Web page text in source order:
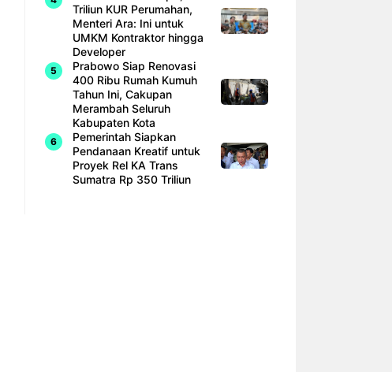
Triliun KUR Perumahan,
Menteri Ara: Ini untuk
UMKM Kontraktor hingga
Developer
Prabowo Siap Renovasi
400 Ribu Rumah Kumuh
Tahun Ini, Cakupan
Merambah Seluruh
Kabupaten Kota
Pemerintah Siapkan
Pendanaan Kreatif untuk
Proyek Rel KA Trans
Sumatra Rp 350 Triliun